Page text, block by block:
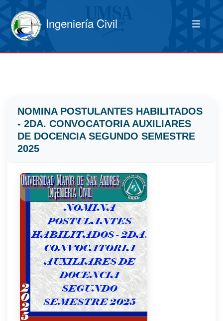
Ingeniería Civil
NOMINA POSTULANTES HABILITADOS
- 2DA. CONVOCATORIA AUXILIARES
DE DOCENCIA SEGUNDO SEMESTRE
2025